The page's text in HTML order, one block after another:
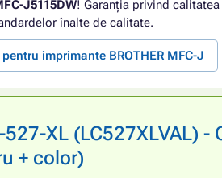
J5115DW! Garanția privind
înalte de calitate.
imprimante BROTHER MFC-J
527-XL (LC527XLVAL) -
+ color)